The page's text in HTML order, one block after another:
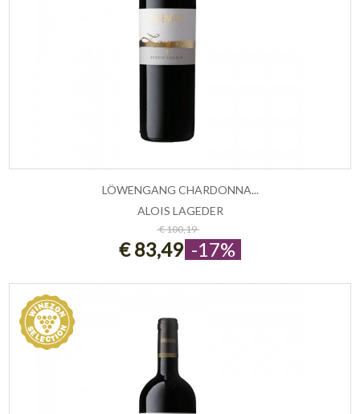
ESAURITO
LÖWENGANG CHARDONNA...
ALOIS LAGEDER
€ 100,19
€ 83,49 -17%